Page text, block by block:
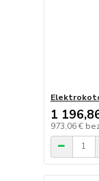
1
973,06 €